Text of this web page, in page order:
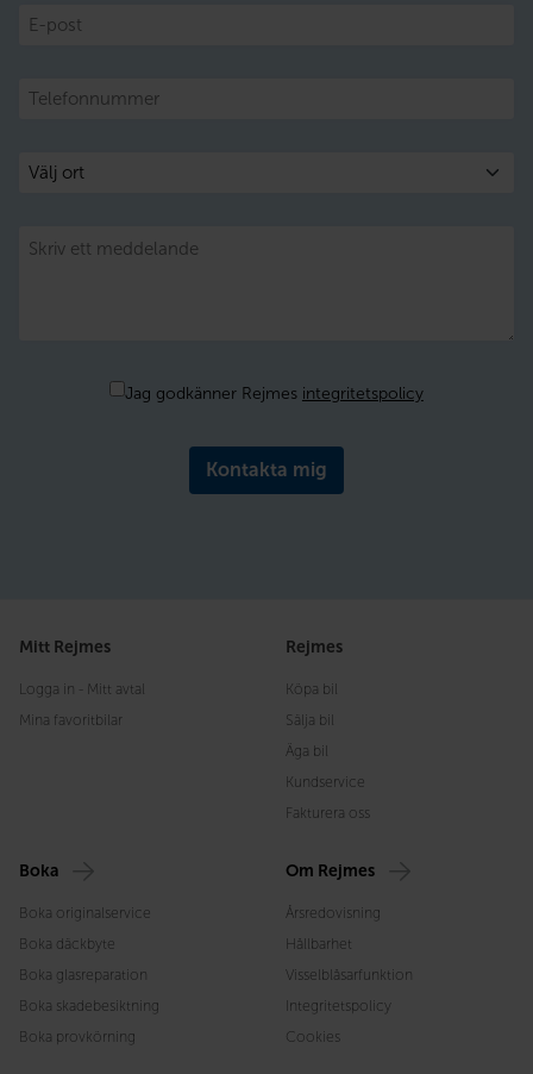
E-
post
Telefon
Välj
ort
Jag godkänner Rejmes integritetspolicy
Mitt Rejmes
Logga in - Mitt avtal
Mina favoritbilar
Rejmes
Köpa bil
Sälja bil
Äga bil
Kundservice
Fakturera oss
Boka
Boka originalservice
Boka däckbyte
Boka glasreparation
Boka skadebesiktning
Boka provkörning
Om Rejmes
Årsredovisning
Hållbarhet
Visselblåsarfunktion
Integritetspolicy
Cookies